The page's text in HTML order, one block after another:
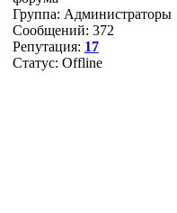
Группа: Администраторы
Сообщений: 372
Репутация: 17
Статус: Offline